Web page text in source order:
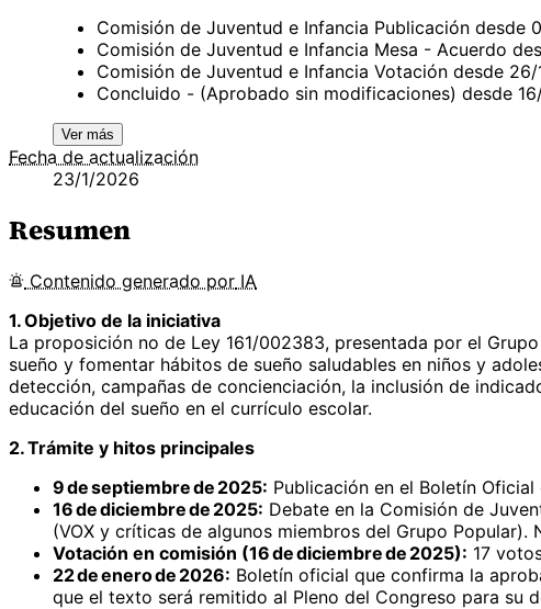
Comisión de Juventud e Infancia Publicación
Comisión de Juventud e Infancia Mesa - Acuerdo
Comisión de Juventud e Infancia Votación desde
Concluido - (Aprobado sin modificaciones) desde
Ver más
Fecha de actualización
23/1/2026
Resumen
Contenido generado por IA
1. Objetivo de la iniciativa
La proposición no de Ley 161/002383, presentada por el
sueño y fomentar hábitos de sueño saludables en niños y
detección, campañas de concienciación, la inclusión de
educación del sueño en el currículo escolar.
2. Trámite y hitos principales
9 de septiembre de 2025: Publicación en el Boletín
16 de diciembre de 2025: Debate en la Comisión de
(VOX y críticas de algunos miembros del Grupo Popular).
Votación en comisión (16 de diciembre de 2025): 17
22 de enero de 2026: Boletín oficial que confirma la
que el texto será remitido al Pleno del Congreso para su